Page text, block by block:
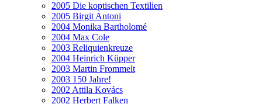
2005 Die koptischen Textilien
2005 Birgit Antoni
2004 Monika Bartholomé
2004 Max Cole
2003 Reliquienkreuze
2004 Heinrich Küpper
2003 Martin Frommelt
2003 150 Jahre!
2002 Attila Kovács
2002 Herbert Falken